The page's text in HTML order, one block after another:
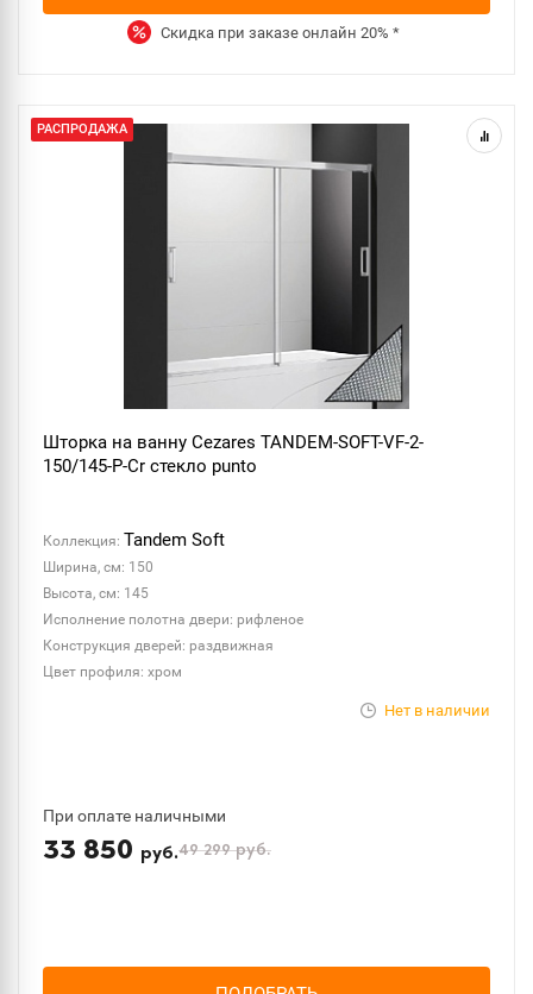
Скидка при заказе онлайн 20% *
РАСПРОДАЖА
Шторка на ванну Cezares TANDEM-SOFT-VF-2-
150/145-P-Cr стекло punto
Коллекция: Tandem Soft
Ширина, см: 150
Высота, см: 145
Исполнение полотна двери: рифленое
Конструкция дверей: раздвижная
Цвет профиля: хром
Нет в наличии
При оплате наличными
33 850 руб.49 299руб.